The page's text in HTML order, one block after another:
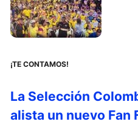
¡TE CONTAMOS!
La Selección
alista un nuevo Fan